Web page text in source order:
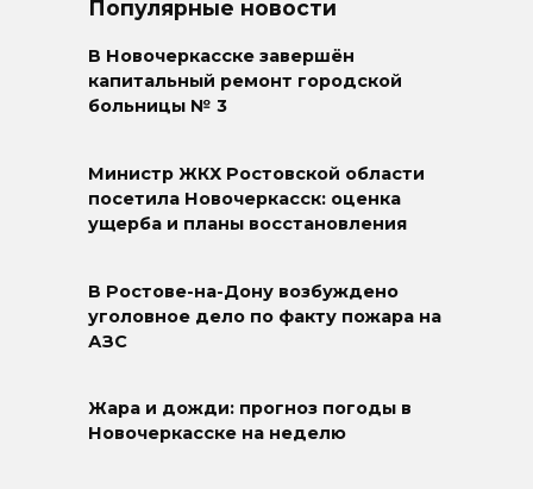
Популярные новости
В Новочеркасске завершён
капитальный ремонт городской
больницы № 3
Министр ЖКХ Ростовской области
посетила Новочеркасск: оценка
ущерба и планы восстановления
В Ростове-на-Дону возбуждено
уголовное дело по факту пожара на
АЗС
Жара и дожди: прогноз погоды в
Новочеркасске на неделю